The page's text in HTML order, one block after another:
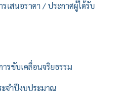
เสนอราคา / ประกาศผู้ได้รับ
รขับเคลื่อนจริยธรรม
จำปีงบประมาณ